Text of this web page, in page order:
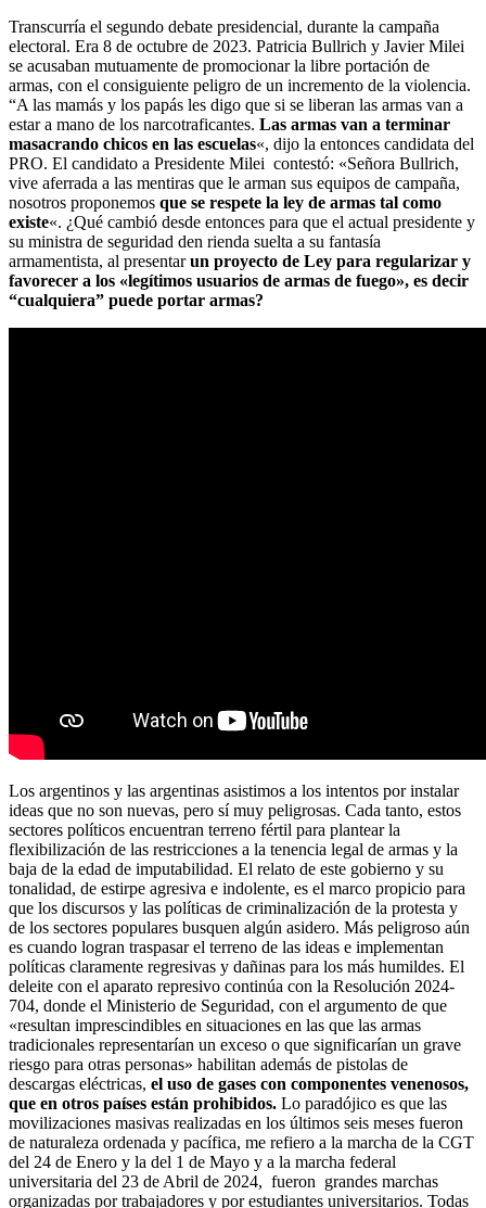
Transcurría el segundo debate presidencial, durante la campaña
electoral. Era 8 de octubre de 2023. Patricia Bullrich y Javier Milei
se acusaban mutuamente de promocionar la libre portación de
armas, con el consiguiente peligro de un incremento de la violencia.
“A las mamás y los papás les digo que si se liberan las armas van a
estar a mano de los narcotraficantes. Las armas van a terminar
masacrando chicos en las escuelas«, dijo la entonces candidata del
PRO. El candidato a Presidente Milei contestó: «Señora Bullrich,
vive aferrada a las mentiras que le arman sus equipos de campaña,
nosotros proponemos que se respete la ley de armas tal como
existe«. ¿Qué cambió desde entonces para que el actual presidente y
su ministra de seguridad den rienda suelta a su fantasía
armamentista, al presentarun proyecto de Ley para regularizar y
favorecer a los «legítimos usuarios de armas de fuego», es decir
“cualquiera” puede portar armas?
Los argentinos y las argentinas asistimos a los intentos por instalar
ideas que no son nuevas, pero sí muy peligrosas. Cada tanto, estos
sectores políticos encuentran terreno fértil para plantear la
flexibilización de las restricciones a la tenencia legal de armas y la
baja de la edad de imputabilidad. El relato de este gobierno y su
tonalidad, de estirpe agresiva e indolente, es el marco propicio para
que los discursos y las políticas de criminalización de la protesta y
de los sectores populares busquen algún asidero. Más peligroso aún
es cuando logran traspasar el terreno de las ideas e implementan
políticas claramente regresivas y dañinas para los más humildes. El
deleite con el aparato represivo continúa con la Resolución 2024-
704, donde el Ministerio de Seguridad, con el argumento de que
«resultan imprescindibles en situaciones en las que las armas
tradicionales representarían un exceso o que significarían un grave
riesgo para otras personas» habilitan además de pistolas de
descargas eléctricas, el uso de gases con componentes venenosos,
que en otros países están prohibidos. Lo paradójico es que las
movilizaciones masivas realizadas en los últimos seis meses fueron
de naturaleza ordenada y pacífica, me refiero a la marcha de la CGT
del 24 de Enero y la del 1 de Mayo y a la marcha federal
universitaria del 23 de Abril de 2024, fueron grandes marchas
organizadas por trabajadores y por estudiantes universitarios. Todas